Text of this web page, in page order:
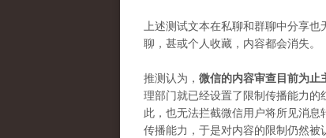
上述测试文本在私聊和群聊中分享
聊，甚或个人收藏，内容都会消失。
推测认为， 微信的内容审查目前为止
理部门就已经设置了限制传播能力的
此，也无法拦截微信用户将所见消
传播能力，于是对内容的限制仍然被